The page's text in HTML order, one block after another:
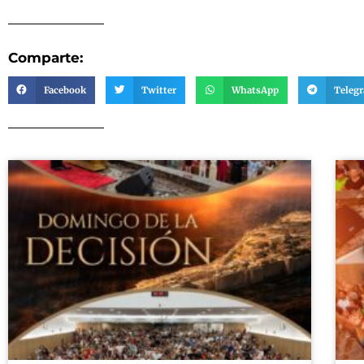
Comparte:
Facebook Twitter WhatsApp